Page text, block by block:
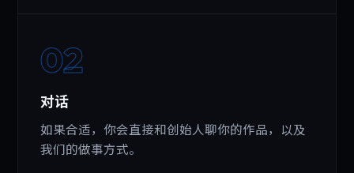
02
对话
如果合适，你会直接和创始人聊你的作品，以及
我们的做事方式。